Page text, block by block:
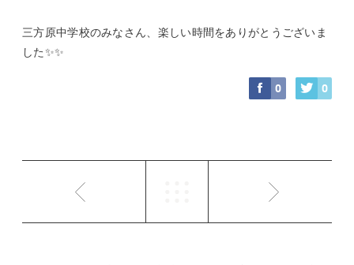
三方原中学校のみなさん、楽しい時間をありがとうございま
した✨✨
0 0